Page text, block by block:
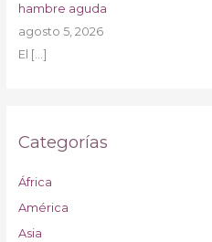
hambre aguda
agosto 5, 2026
El […]
Categorías
África
América
Asia